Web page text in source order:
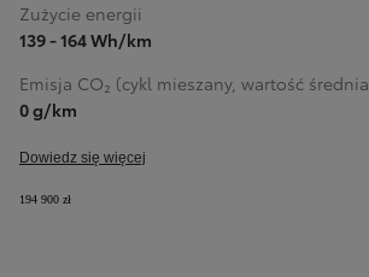
Zużycie energii
139 - 164 Wh/km
Emisja CO₂ (cykl mieszany, wartość
0 g/km
Dowiedz się więcej
194 900 zł